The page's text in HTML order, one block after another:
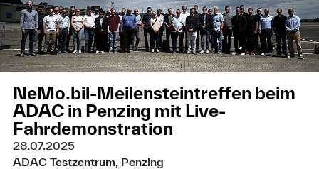
NeMo.bil-Meilensteintreffen beim
ADAC in Penzing mit Live-
Fahrdemonstration
28.07.2025
ADAC Testzentrum, Penzing